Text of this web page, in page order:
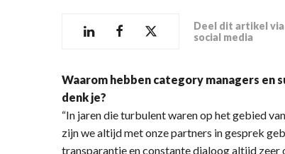
Deel dit artikel via
social media
Waarom hebben category managers
denk je?
“In jaren die turbulent waren op het gebied
zijn we altijd met onze partners in gesprek
transparantie en constante dialoog altijd